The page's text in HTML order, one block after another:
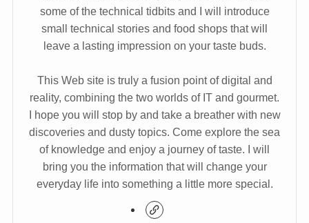
some of the technical tidbits and I will introduce
small technical stories and food shops that will
leave a lasting impression on your taste buds.
This Web site is truly a fusion point of digital and
reality, combining the two worlds of IT and gourmet.
I hope you will stop by and take a breather with new
discoveries and dusty topics. Come explore the sea
of knowledge and enjoy a journey of taste. I will
bring you the information that will change your
everyday life into something a little more special.